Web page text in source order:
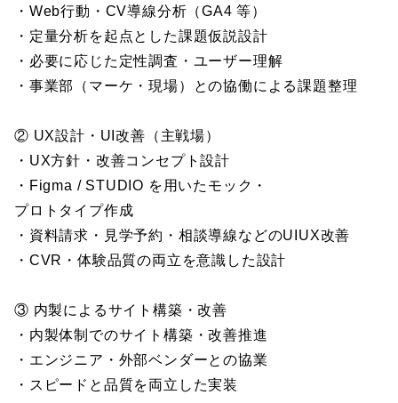
・Web行動・CV導線分析（GA4 等）
・定量分析を起点とした課題仮説設計
・必要に応じた定性調査・ユーザー理解
・事業部（マーケ・現場）との協働による課題整理
② UX設計・UI改善（主戦場）
・UX方針・改善コンセプト設計
・Figma / STUDIO を用いたモック・
プロトタイプ作成
・資料請求・見学予約・相談導線などのUIUX改善
・CVR・体験品質の両立を意識した設計
③ 内製によるサイト構築・改善
・内製体制でのサイト構築・改善推進
・エンジニア・外部ベンダーとの協業
・スピードと品質を両立した実装